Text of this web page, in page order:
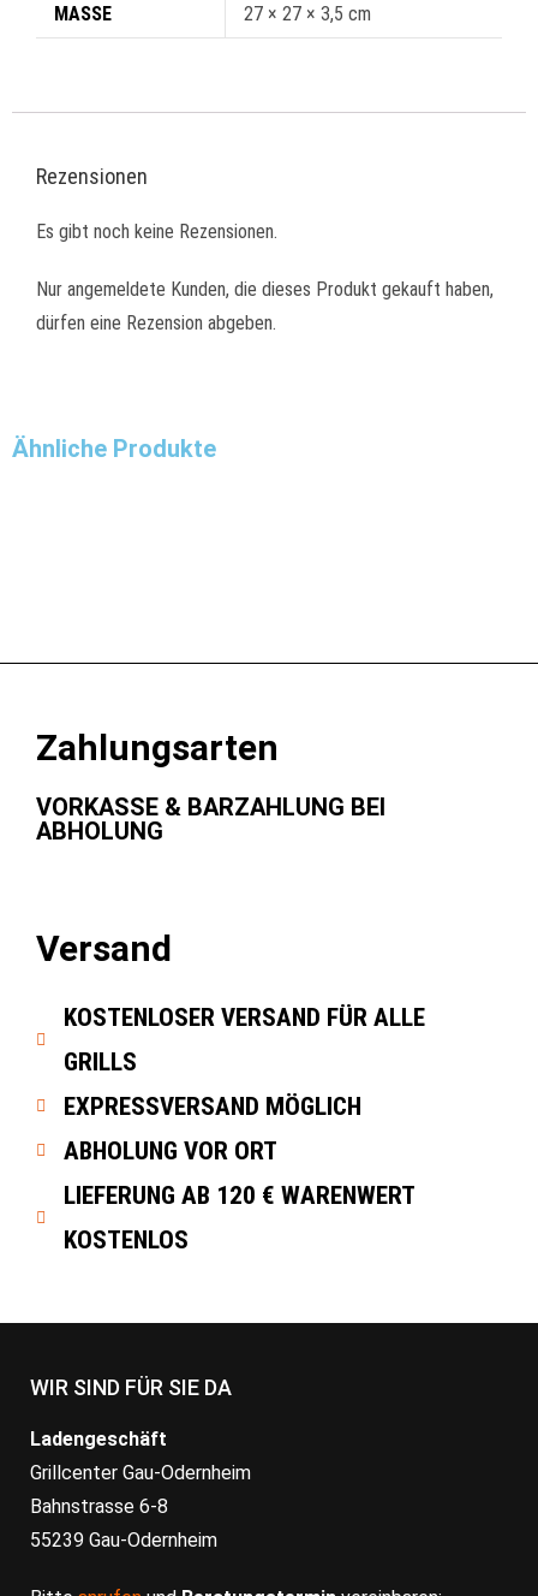
MASSE 27 × 27 × 3,5 cm
Rezensionen
Es gibt noch keine Rezensionen.
Nur angemeldete Kunden, die dieses Produkt gekauft haben,
dürfen eine Rezension abgeben.
Ähnliche Produkte
Zahlungsarten
VORKASSE & BARZAHLUNG BEI
ABHOLUNG
Versand
KOSTENLOSER VERSAND FÜR ALLE
GRILLS
EXPRESSVERSAND MÖGLICH
ABHOLUNG VOR ORT
LIEFERUNG AB 120 € WARENWERT
KOSTENLOS
WIR SIND FÜR SIE DA
Ladengeschäft
Grillcenter Gau-Odernheim
Bahnstrasse 6-8
55239 Gau-Odernheim